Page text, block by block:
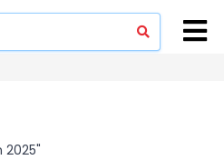
2025"